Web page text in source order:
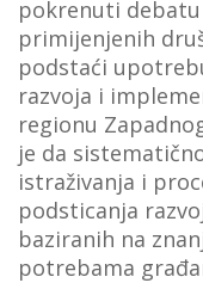
SEARCH
pokrenuti
primijenjenih
podstaći
razvoja i
regionu
je da
istraživanja i
podsticanja
baziranih na
potrebama